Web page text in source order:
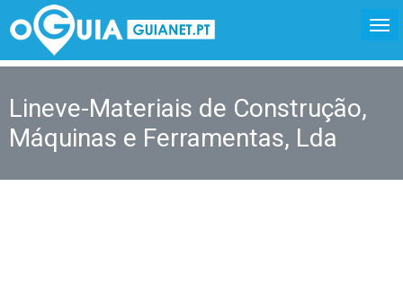
Lineve-Materiais de Construção,
Máquinas e Ferramentas, Lda